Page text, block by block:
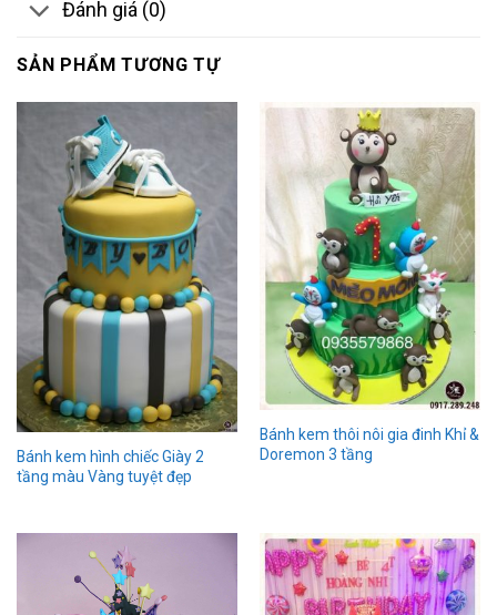
Đánh giá (0)
SẢN PHẨM TƯƠNG TỰ
Bánh kem hình chiếc Giày 2
tầng màu Vàng tuyệt đẹp
Bánh kem thôi nôi gia đinh Khỉ &
Doremon 3 tầng